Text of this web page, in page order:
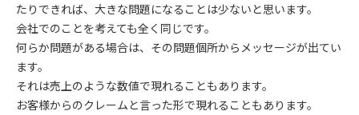
たりできれば、大きな問題になることは少ないと思います。
会社でのことを考えても全く同じです。
何らか問題がある場合は、その問題個所からメッセージが出てい
ます。
それは売上のような数値で現れることもあります。
お客様からのクレームと言った形で現れることもあります。